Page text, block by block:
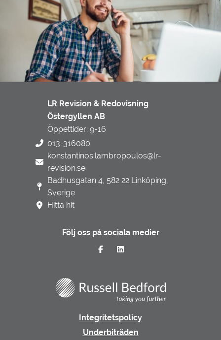
LR Revision & Redovisning
Östergyllen AB
Öppettider: 9-16
013-316080
konstantinos.lambropoulos@lr-
revision.se
Badhusgatan 4, 582 22 Linköping,
Sverige
Hitta hit
Följ oss på sociala medier
Integritetspolicy
Underbiträden